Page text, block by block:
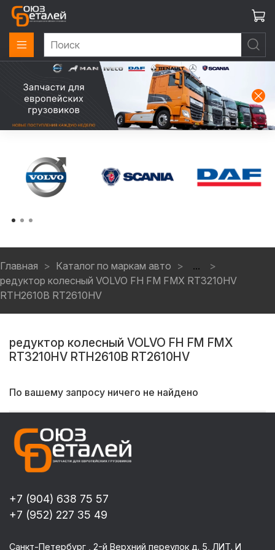
Главная Каталог по маркам авто
...
редуктор колесный VOLVO FH FM FMX RT3210HV
RTH2610B RT2610HV
редуктор колесный VOLVO FH FM FMX
RT3210HV RTH2610B RT2610HV
По вашему запросу ничего не найдено
+7 (904) 638 75 57
+7 (952) 227 35 49
Санкт-Петербург , 2-й Верхний переулок д. 5, ЛИТ. И